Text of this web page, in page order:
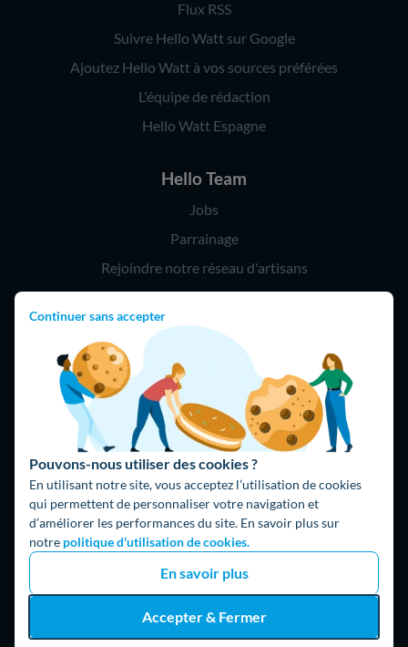
Continuer sans accepter
Pouvons-nous utiliser des cookies ?
En utilisant notre site, vous acceptez l’utilisation de cookies
qui permettent de personnaliser votre navigation et
d’améliorer les performances du site. En savoir plus sur
notre politique d'utilisation de cookies.
En savoir plus
Accepter & Fermer
Flux RSS
Suivre Hello Watt sur Google
Ajoutez Hello Watt à vos sources préférées
L'équipe de rédaction
Hello Watt Espagne
Hello Team
Jobs
Parrainage
Rejoindre notre réseau d'artisans
Hello !
09 75 18 60 60
(8h-21h)
75018 Paris
Fait avec ⚡ par Hello Watt
© 2026 Hello Watt |CGU|Mentions légales